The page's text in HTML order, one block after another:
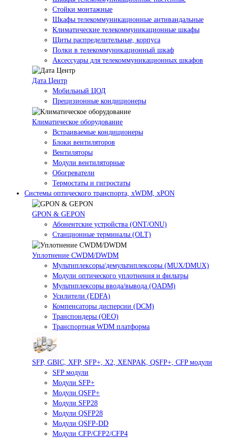
Стойки монтажные
Шкафы телекоммуникационные антивандальные
Климатические телекоммуникационные шкафы
Щиты распределительные, корпуса
Полки в телекоммуникационный шкаф
Аксессуары для телекоммуникационных шкафов
Дата Центр
Мобильный ЦОД
Прецизионные кондиционеры
Климатичeское оборудование
Встраиваемые кондиционеры
Блоки вентиляторов
Вентиляторы
Модули вентиляторные
Обогреватели
Термостаты и гигростаты
Системы оптического транспорта, xWDM, xPON
GPON & GEPON
Абонентские устройства (ONT/ONU)
Станционные терминалы (OLT)
Уплотнение CWDM/DWDM
Мультиплексоры/демультиплексоры (MUX/DMUX)
Модули оптического уплотнения и фильтры
Мультиплексоры ввода/вывода (OADM)
Усилители (EDFA)
Компенсаторы дисперсии (DCM)
Транспондеры (OEO)
Транспортная WDM платформа
SFP, GBIC, XFP, SFP+, X2, XENPAK, QSFP+, CFP модули
SFP модули
Модули SFP+
Модули QSFP+
Модули SFP28
Модули QSFP28
Модули QSFP-DD
Модули CFP/CFP2/CFP4